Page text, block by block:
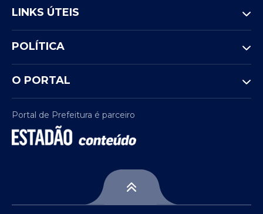
LINKS ÚTEIS
POLÍTICA
O PORTAL
Portal de Prefeitura é parceiro